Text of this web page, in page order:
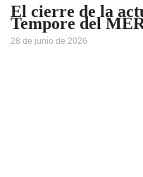
El cierre de la
Tempore del
28 de junio de 2026